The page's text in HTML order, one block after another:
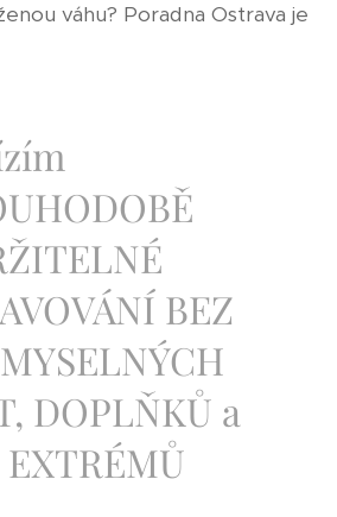
váhu? Poradna Ostrava je
BEZ
DOPLŇKŮ a